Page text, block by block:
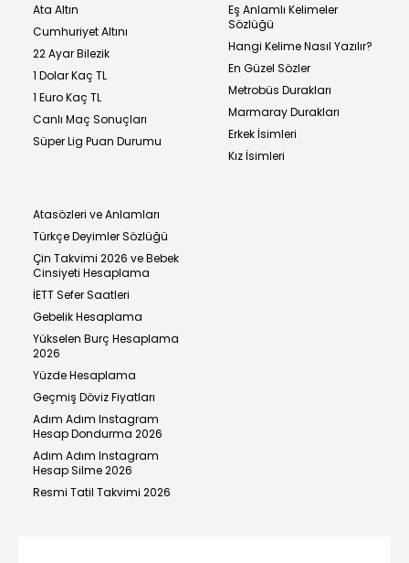
Ata Altın
Cumhuriyet Altını
22 Ayar Bilezik
1 Dolar Kaç TL
1 Euro Kaç TL
Canlı Maç Sonuçları
Süper Lig Puan Durumu
Eş Anlamlı Kelimeler
Sözlüğü
Hangi Kelime Nasıl Yazılır?
En Güzel Sözler
Metrobüs Durakları
Marmaray Durakları
Erkek İsimleri
Kız İsimleri
Atasözleri ve Anlamları
Türkçe Deyimler Sözlüğü
Çin Takvimi 2026 ve Bebek
Cinsiyeti Hesaplama
İETT Sefer Saatleri
Gebelik Hesaplama
Yükselen Burç Hesaplama
2026
Yüzde Hesaplama
Geçmiş Döviz Fiyatları
Adım Adım Instagram
Hesap Dondurma 2026
Adım Adım Instagram
Hesap Silme 2026
Resmi Tatil Takvimi 2026